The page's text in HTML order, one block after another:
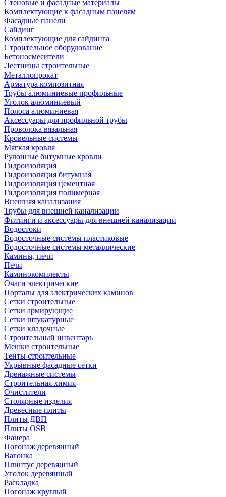
Стеновые и фасадные материалы
Комплектующие к фасадным панелям
Фасадные панели
Сайдинг
Комплектующие для сайдинга
Строительное оборудование
Бетоносмесители
Лестницы строительные
Металлопрокат
Арматура композитная
Трубы алюминиевые профильные
Уголок алюминиевый
Полоса алюминиевая
Аксессуары для профильной трубы
Проволока вязальная
Кровельные системы
Мягкая кровля
Рулонные битумные кровли
Гидроизоляция
Гидроизоляция битумная
Гидроизоляция цементная
Гидроизоляция полимерная
Внешняя канализация
Трубы для внешней канализации
Фитинги и аксессуары для внешней канализации
Водостоки
Водосточные системы пластиковые
Водосточные системы металлические
Камины, печи
Печи
Каминокомплекты
Очаги электрические
Порталы для электрических каминов
Сетки строительные
Сетки армирующие
Сетки штукатурные
Сетки кладочные
Строительный инвентарь
Мешки строительные
Тенты строительные
Укрывные фасадные сетки
Дренажные системы
Строительная химия
Очистители
Столярные изделия
Древесные плиты
Плиты ДВП
Плиты OSB
Фанера
Погонаж деревянный
Вагонка
Плинтус деревянный
Уголок деревянный
Раскладка
Погонаж круглый